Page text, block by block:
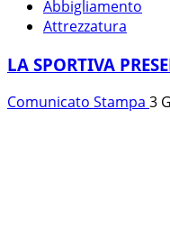
Abbigliamento
Attrezzatura
LA SPORTIVA
Comunicato Stampa 3